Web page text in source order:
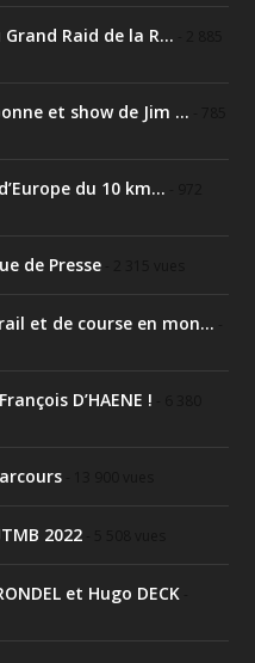
Raid de la R...
et show de Jim ...
du 10 km...
de Presse
et de course en mon...
D’HAENE !
2022
et Hugo DECK